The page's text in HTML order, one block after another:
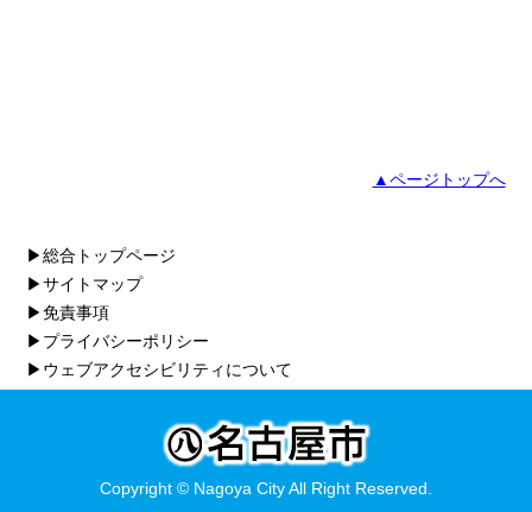
▲ページトップへ
▶総合トップページ
▶サイトマップ
▶免責事項
▶プライバシーポリシー
▶ウェブアクセシビリティについて
Copyright © Nagoya City All Right Reserved.